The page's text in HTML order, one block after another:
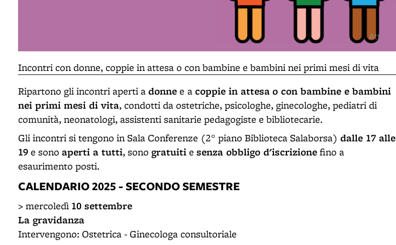
Incontri con donne, coppie in attesa o con bambine e bambini nei primi mesi di vita
Ripartono gli incontri aperti a donne e a coppie in attesao con bambine e bambini
nei primi mesi di vita, condotti da ostetriche, psicologhe, ginecologhe, pediatri di
comunità, neonatologi, assistenti sanitarie pedagogiste e bibliotecarie.
Gli incontri si tengono in Sala Conferenze (2° piano Biblioteca Salaborsa) dalle 17 alle
19 e sono aperti a tutti, sono gratuiti e senza obbligo d'iscrizionefino a
esaurimento posti.
CALENDARIO 2025 - SECONDO SEMESTRE
> mercoledì 10 settembre
La gravidanza
Intervengono: Ostetrica - Ginecologa consultoriale